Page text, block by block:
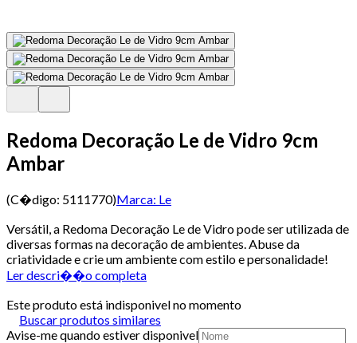
Redoma Decoração Le de Vidro 9cm
Ambar
(C�digo: 5111770)Marca: Le
Versátil, a Redoma Decoração Le de Vidro pode ser utilizada de
diversas formas na decoração de ambientes. Abuse da
criatividade e crie um ambiente com estilo e personalidade!
Ler descri��o completa
Este produto está indisponivel no momento
Buscar produtos similares
Avise-me quando estiver disponivel